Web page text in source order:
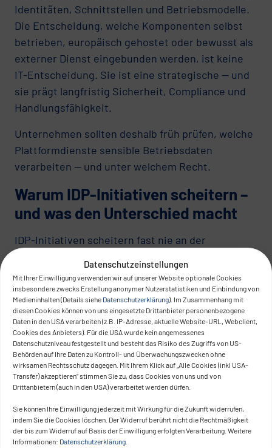
Datenschutzeinstellungen
Mit Ihrer Einwilligung verwenden wir auf unserer Website optionale Cookies
insbesondere zwecks Erstellung anonymer Nutzerstatistiken und Einbindung von
Medieninhalten (Details siehe Datenschutzerklärung). Im Zusammenhang mit
diesen Cookies können von uns eingesetzte Drittanbieter personenbezogene
Daten in den USA verarbeiten (z.B. IP-Adresse, aktuelle Website-URL, Webclient,
Cookies des Anbieters). Für die USA wurde kein angemessenes
Datenschutzniveau festgestellt und besteht das Risiko des Zugriffs von US-
Behörden auf Ihre Daten zu Kontroll- und Überwachungszwecken ohne
wirksamen Rechtsschutz dagegen. Mit Ihrem Klick auf „Alle Cookies (inkl USA-
Transfer) akzeptieren“ stimmen Sie zu, dass Cookies von uns und von
Drittanbietern (auch in den USA) verarbeitet werden dürfen.
Sie können Ihre Einwilligung jederzeit mit Wirkung für die Zukunft widerrufen,
indem Sie die Cookies löschen. Der Widerruf berührt nicht die Rechtmäßigkeit
der bis zum Widerruf auf Basis der Einwilligung erfolgten Verarbeitung. Weitere
Informationen: Datenschutzerklärung
Identitäten, Schnittstellen und Betriebsmodelle.
Die Entscheidung, welche Komponenten selbst
betrieben, europäisch gehostet oder bewusst als
externer Dienst eingebunden werden, ist keine
IT-Entscheidung. Sie ist eine strategische — und
sie prägt langfristig Sicherheit, Compliance und
Handlungsfähigkeit.
Unternehmen sollten deshalb früh prüfen, welche
Plattformdienste sensible Betriebsdaten
verarbeiten — und unter welchem Recht.
Warum IDP-Initiativen scheitern –
und was den Unterschied macht
IDP-Initiativen scheitern fast nie an der
nicht als Produkt geführt wird.
Ein Entwicklerportal ohne standardisierte
Bereitstellungslogik ist ein Dashboard. Eine
Toolchain ohne Governance ist eine Sammlung
technischer Einzelentscheidungen. Ein
Plattformteam ohne Mandat wird zum internen
Dienstleister auf Zuruf — und vergrößert damit die
Fünf Prinzipien machen den Unterschied: